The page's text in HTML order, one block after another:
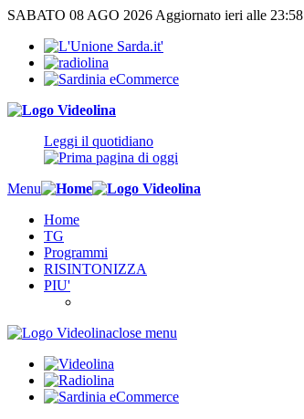
SABATO 08 AGO 2026 Aggiornato ieri alle 23:58
Leggi il quotidiano
Menu
Home
TG
Programmi
RISINTONIZZA
PIU'
close menu